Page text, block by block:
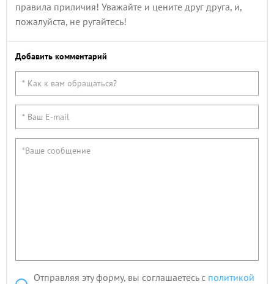
правила приличия! Уважайте и цените друг друга, и,
пожалуйста, не ругайтесь!
Добавить комментарий
Отправляя эту форму, вы соглашаетесь с политикой